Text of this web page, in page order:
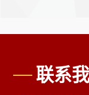
联系